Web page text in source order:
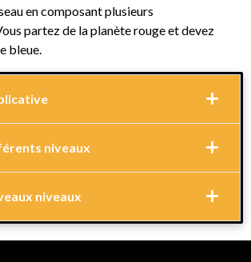
en composant plusieurs
partez de la planète rouge et devez
bleue.
niveaux
niveaux